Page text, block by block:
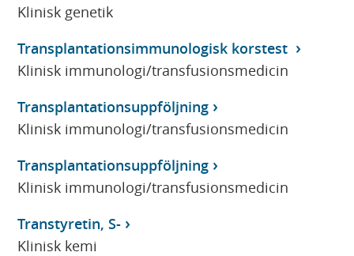
Klinisk genetik
Transplantationsimmunologisk korstest
Klinisk immunologi/transfusionsmedicin
Transplantationsuppföljning
Klinisk immunologi/transfusionsmedicin
Transplantationsuppföljning
Klinisk immunologi/transfusionsmedicin
Transtyretin, S-
Klinisk kemi